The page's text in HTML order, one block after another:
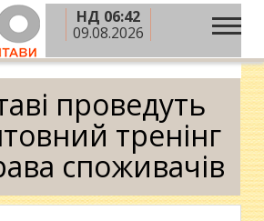
НД 06:42
09.08.2026
» Афіша »У Полтаві
тренінг про парава
проведуть
тренінг
споживачів